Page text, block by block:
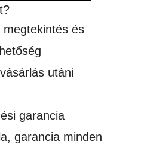
megtekintés és
utáni
garancia
garancia minden